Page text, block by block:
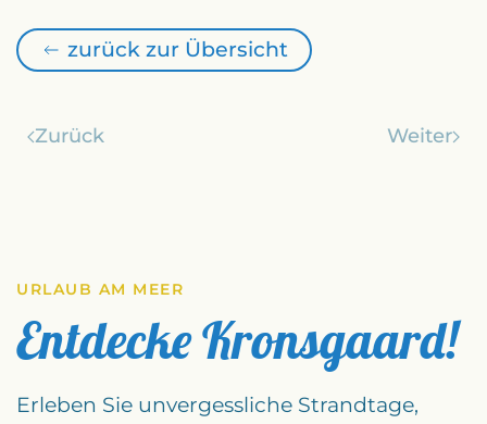
zurück zur Übersicht
Zurück Weiter
URLAUB AM MEER
Entdecke Kronsgaard!
Erleben Sie unvergessliche Strandtage,